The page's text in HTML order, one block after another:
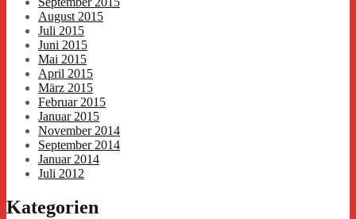
August 2015
Juli 2015
Juni 2015
Mai 2015
April 2015
März 2015
Februar 2015
Januar 2015
November 2014
September 2014
Januar 2014
Juli 2012
Kategorien